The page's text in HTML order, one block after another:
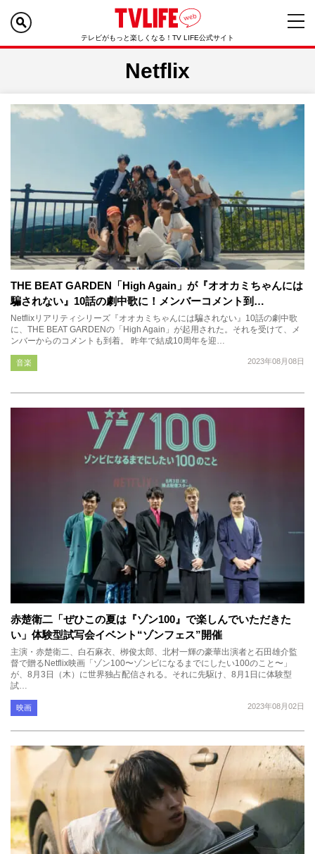
テレビがもっと楽しくなる！TV LIFE公式サイト
Netflix
THE BEAT GARDEN「High Again」が『オオカミちゃんには
騙されない』10話の劇中歌に！メンバーコメント到…
Netflixリアリティシリーズ『オオカミちゃんには騙されない』10話の劇中歌
に、THE BEAT GARDENの「High Again」が起用された。それを受けて、メ
ンバーからのコメントも到着。 昨年で結成10周年を迎…
2023年08月08日
音楽
赤楚衛二「ぜひこの夏は『ゾン100』で楽しんでいただきた
い」体験型試写会イベント“ゾンフェス”開催
主演・赤楚衛二、白石麻衣、栁俊太郎、北村一輝の豪華出演者と石田雄介監
督で贈るNetflix映画「ゾン100〜ゾンビになるまでにしたい100のこと〜」
が、8月3日（木）に世界独占配信される。それに先駆け、8月1日に体験型
試…
2023年08月02日
映画